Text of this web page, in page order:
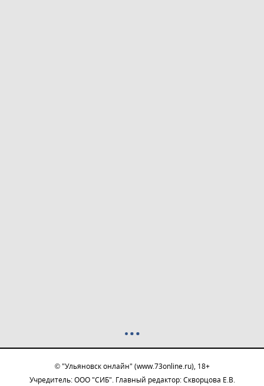
© "Ульяновск онлайн" (www.73online.ru), 18+
Учредитель: ООО "СИБ". Главный редактор: Скворцова Е.В.